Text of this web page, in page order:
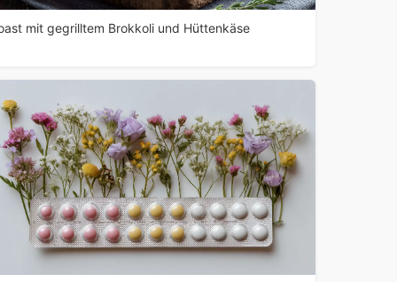
mit gegrilltem Brokkoli und Hüttenkäse